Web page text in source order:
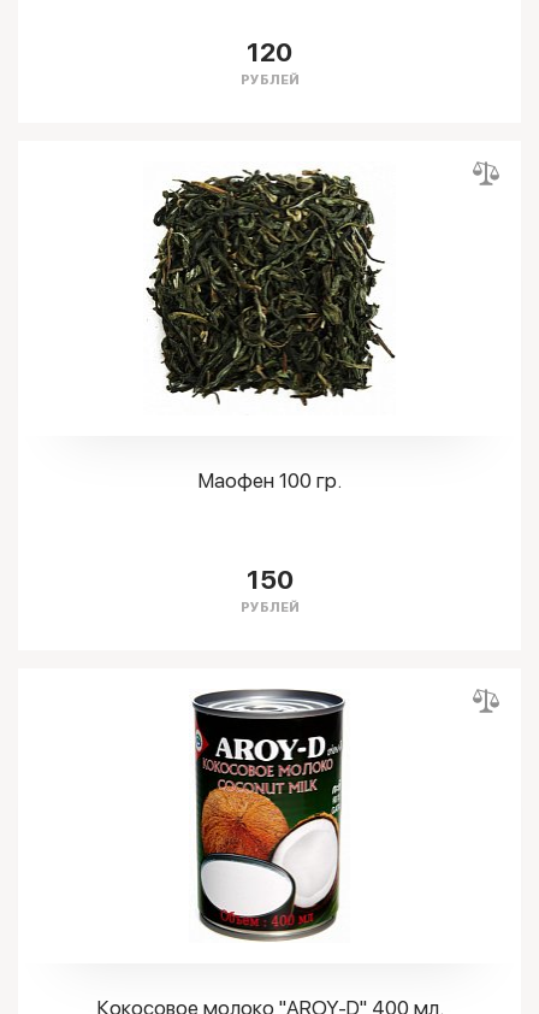
120
РУБЛЕЙ
Маофен 100 гр.
150
РУБЛЕЙ
Кокосовое молоко "AROY-D" 400 мл.